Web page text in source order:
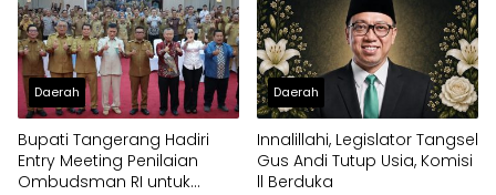
Daerah
Bupati Tangerang Hadiri
Entry Meeting Penilaian
Ombudsman RI untuk
Daerah
Innalillahi, Legislator Tangsel
Gus Andi Tutup Usia, Komisi
ll Berduka